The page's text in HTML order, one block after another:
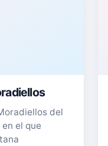
del
el que